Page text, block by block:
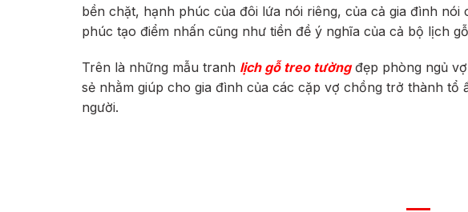
bền chặt, hạnh phúc của đôi lứa nói riêng, của cả gia đình
phúc tạo điểm nhấn cũng như tiền đề ý nghĩa của cả bộ lịch
Trên là những mẫu tranh lịch gỗ treo tườngđẹp phòng ngủ
sẻ nhằm giúp cho gia đình của các cặp vợ chồng trở thành tổ
người.